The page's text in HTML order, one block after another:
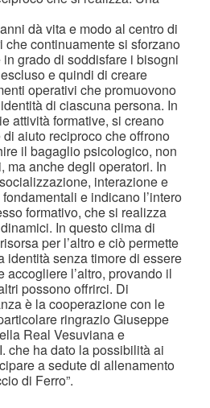
dà vita e modo al centro di
che continuamente si sforzano
grado di soddisfare i bisogni
e quindi di creare
operativi che promuovono
di ciascuna persona. In
attività formative, si creano
aiuto reciproco che offrono
il bagaglio psicologico, non
ma anche degli operatori. In
interazione e
e indicano l’intero
formativo, che si realizza
In questo clima di
per l’altro e ciò permette
identità senza timore di essere
accogliere l’altro, provando il
possono offrirci. Di
è la cooperazione con le
ringrazio Giuseppe
Real Vesuviana e
che ha dato la possibilità ai
a sedute di allenamento
di Ferro”.